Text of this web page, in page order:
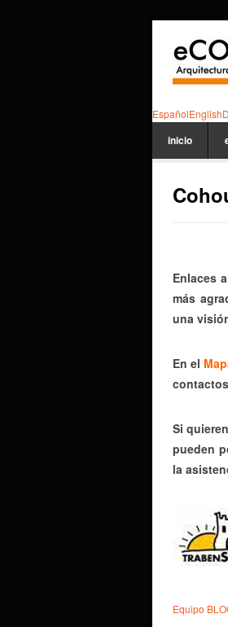
EspañolEnglish
inicio
Enlaces
más
una
En el
Si
pueden
la
Equipo